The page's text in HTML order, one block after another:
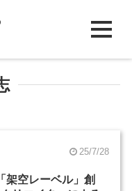
25/7/28
架空レーベル」創